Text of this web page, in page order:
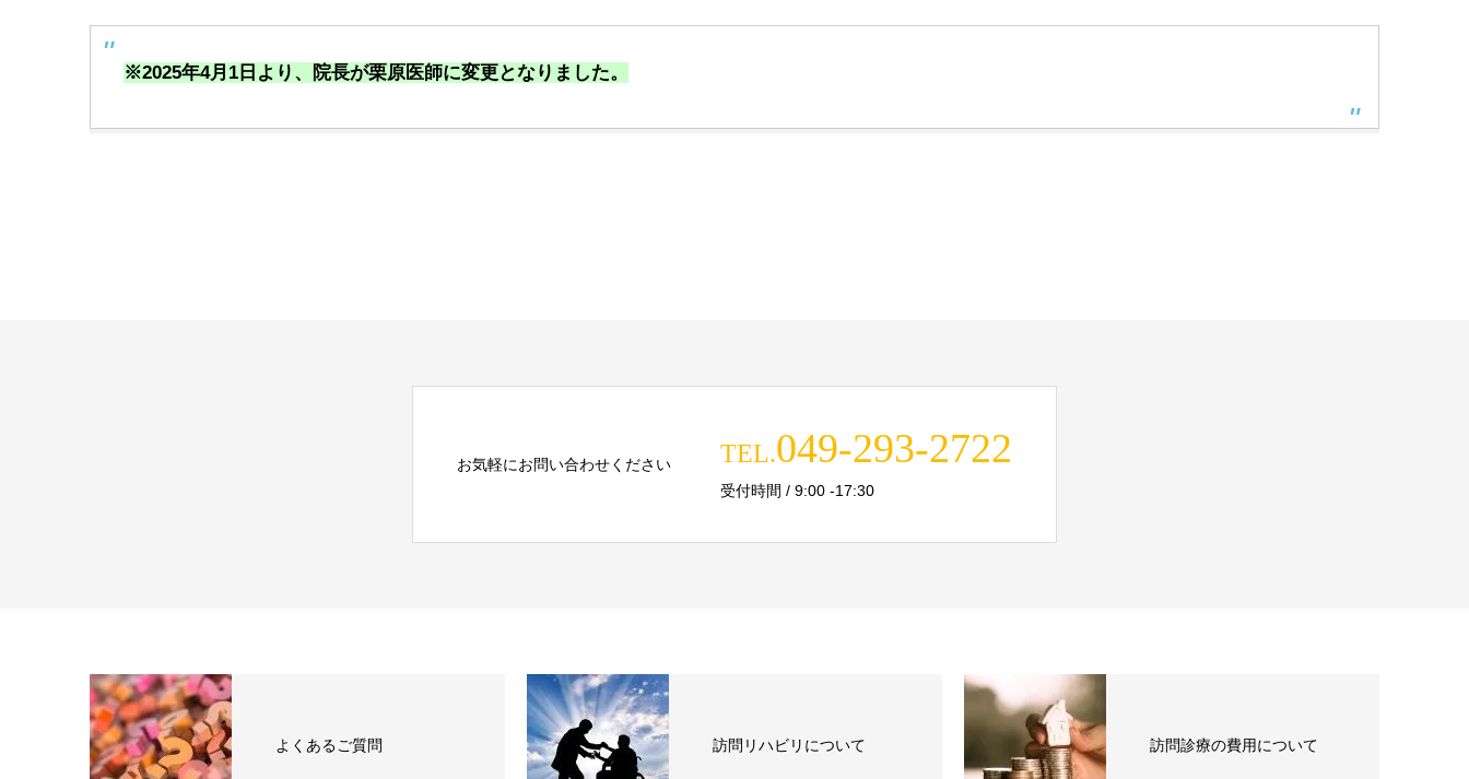
※2025年4月1日より、院長が栗原医師に変更となりました。
お気軽にお問い合わせください TEL.049-293-2722
受付時間 / 9:00 -17:30
よくあるご質問 訪問リハビリについて 訪問診療の費用について